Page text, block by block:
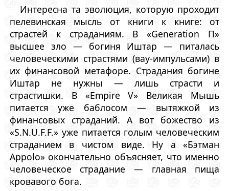
Интересна та эволюция, которую проходит
пелевинская мысль от книги к книге: от
страстей к страданиям. В «Generation П»
высшее зло — богиня Иштар — питалась
человеческими страстями (вау-импульсами) в
их финансовой метафоре. Страдания богине
Иштар не нужны — лишь страсти и
страстишки. В «Empire V» Великая Мышь
питается уже баблосом — вытяжкой из
финансовых страданий. А вот божество из
«S.N.U.F.F.» уже питается голым человеческим
страданием в чистом виде. Ну а «Бэтман
Appolo» окончательно объясняет, что именно
человеческое страдание — главная пища
кровавого бога.